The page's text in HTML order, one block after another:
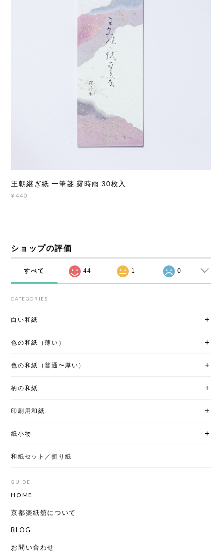
王朝継ぎ紙 一筆箋 露時雨 30枚入
¥440
ショップの評価
すべて 44 1 0
CATEGORIES
白い和紙
色の和紙（薄い）
色の和紙（普通〜厚い）
柄の和紙
印刷用和紙
紙小物
和紙セット／折り紙
GUIDE
HOME
京都楽紙舘について
BLOG
お問い合わせ